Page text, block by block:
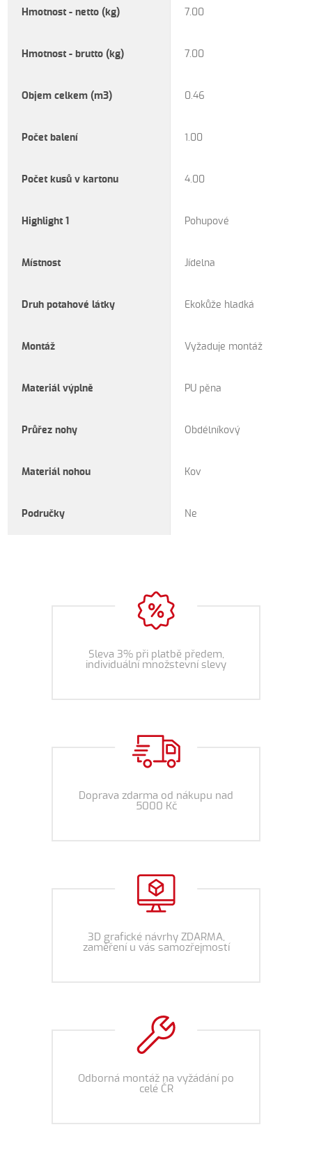
Hmotnost - netto (kg) 7.00
Hmotnost - brutto (kg) 7.00
Objem celkem (m3) 0.46
Počet balení 1.00
Počet kusů v kartonu 4.00
Highlight 1 Pohupové
Místnost Jídelna
Druh potahové látky Ekokůže hladká
Montáž Vyžaduje montáž
Materiál výplně PU pěna
Průřez nohy Obdélníkový
Materiál nohou Kov
Područky Ne
Sleva 3% při platbě předem,
individuální množstevní slevy
Doprava zdarma od nákupu nad
5000 Kč
3D grafické návrhy ZDARMA,
zaměření u vás samozřejmostí
Odborná montáž na vyžádání po
celé ČR